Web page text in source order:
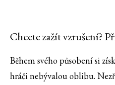
Chcete zažít vzrušení?
Během svého působení si
hráči nebývalou oblibu.